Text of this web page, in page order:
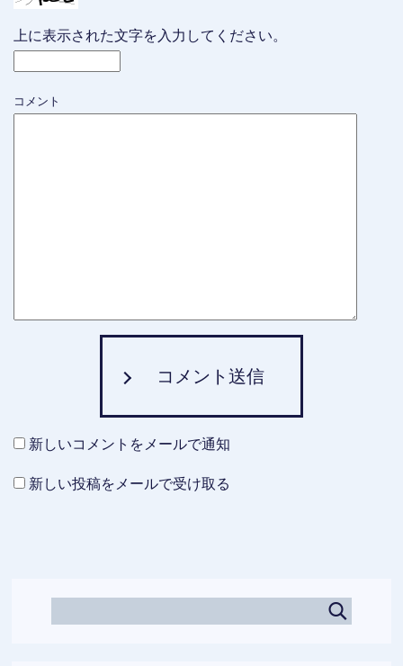
上に表示された文字を入力してください。
コメント
コメント送信
新しいコメントをメールで通知
新しい投稿をメールで受け取る